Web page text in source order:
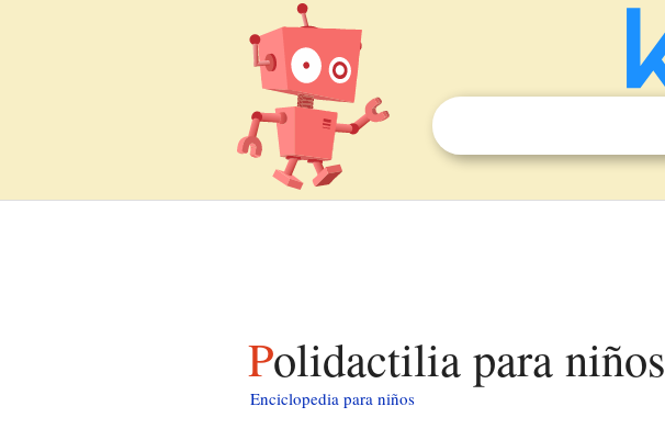
Polidactilia para niños
Enciclopedia para niños